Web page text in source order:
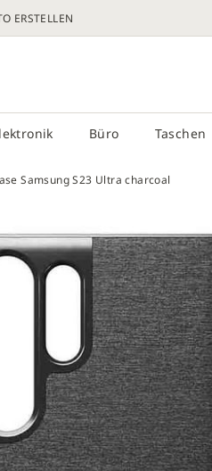
ERSTELLEN
Büro Taschen
Samsung S23 Ultra charcoal
Ende
der
Bildergalerie
springen